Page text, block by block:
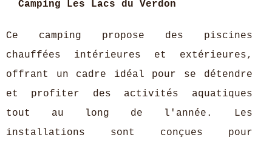
Camping Les Lacs du Verdon
Ce camping propose des piscines
chauffées intérieures et extérieures,
offrant un cadre idéal pour se détendre
et profiter des activités aquatiques
tout au long de l'année. Les
installations sont conçues pour